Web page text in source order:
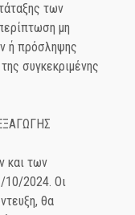
των
μη
ή πρόσληψης
συγκεκριμένης
και των
10/2024. Οι
θα